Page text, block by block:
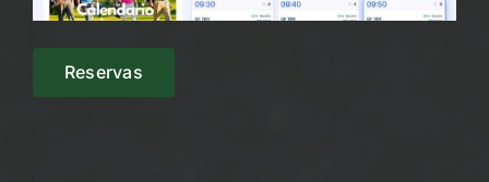
Reservas